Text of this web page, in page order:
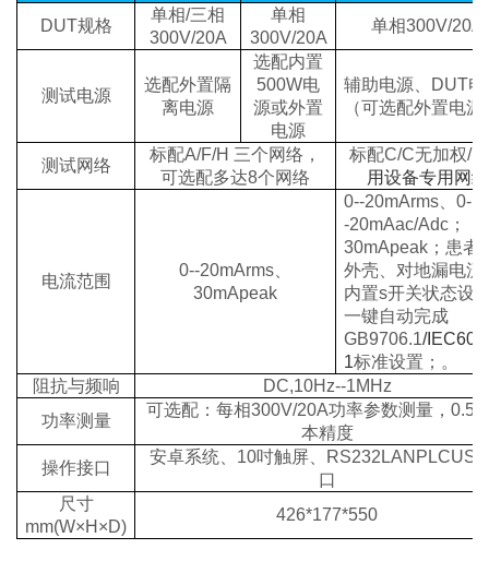
DUT规格
单相/三相
300V/20A
单相
300V/20A
单相300V/20A
测试电源
选配外置隔
离电源
选配内置
500W电
源或外置
电源
辅助电源、 DUT
（可选配外置电源
测试网络
标配A/F/H 三个网络，
可选配多达8个网络
标配C/C无加权/E
用设备专用网络
电流范围
0--20mArms
30mApeak
0--20mArms
0-
-20mAac/Adc ；
30mApeak ； 患者
外壳、对地漏电流
内置s开关状态设
一键自动完成
GB9706.1/
1标准设置；。
阻抗与频响
DC,10Hz--1MHz
功率测量
可选配：每相300V/20A功率参数测量， 0.5%
本精度
操作接口
安卓系统、 10吋触屏、 RS232LANPLCUSB
口
尺寸
mm(W×H×D)
426*177*550